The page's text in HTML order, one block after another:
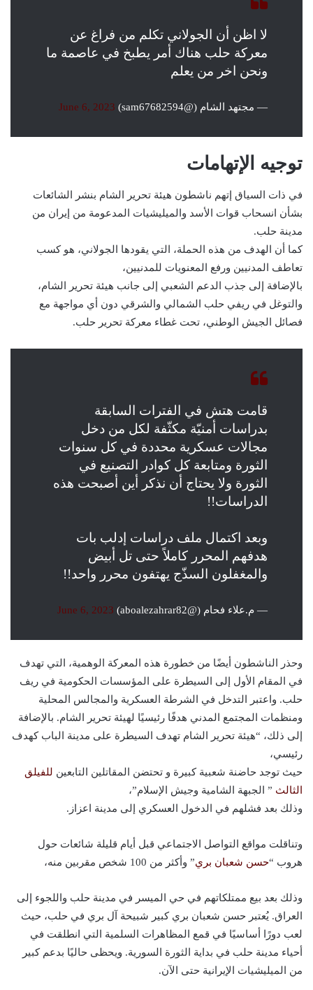
لا اظن أن الجولاني تكلم من فراغ عن
معركة حلب هناك أمر يطبخ في عاصمة ما
ونحن اخر من يعلم
— مجتهد الشام (@sam67682594) June 6, 2023
توجيه الإتهامات
في ذات السياق إتهم ناشطون هيئة تحرير الشام بنشر الشائعات
بشأن انسحاب قوات الأسد والميليشيات المدعومة من إيران من
مدينة حلب.
كما أن الهدف من هذه الحملة، التي يقودها الجولاني، هو كسب
تعاطف المدنيين ورفع المعنويات للمدنيين،
بالإضافة إلى جذب الدعم الشعبي إلى جانب هيئة تحرير الشام،
والتوغل في ريفي حلب الشمالي والشرقي دون أي مواجهة مع
فصائل الجيش الوطني، تحت غطاء معركة تحرير حلب.
قامت هتش في الفترات السابقة
بدراسات أمنيّة مكثّفة لكل من دخل
مجالات عسكرية محددة في كل سنوات
الثورة ومتابعة كل كوادر التصنيع في
الثورة ولا يحتاج أن نذكر أين أصبحت هذه
الدراسات!!
وبعد اكتمال ملف دراسات إدلب بات
هدفهم المحرر كاملاً حتى تل أبيض
والمغفلون السذّج يهتفون محرر واحد!!
— م.علاء فحام (@aboalezahrar82) June 6, 2023
وحذر الناشطون أيضًا من خطورة هذه المعركة الوهمية، التي تهدف
في المقام الأول إلى السيطرة على المؤسسات الحكومية في ريف
حلب. واعتبر التدخل في الشرطة العسكرية والمجالس المحلية
ومنظمات المجتمع المدني هدفًا رئيسيًا لهيئة تحرير الشام. بالإضافة
إلى ذلك، “هيئة تحرير الشام تهدف السيطرة على مدينة الباب كهدف
رئيسي،
حيث توجد حاضنة شعبية كبيرة و تحتضن المقاتلين التابعين للفيلق
الثالث ” الجبهة الشامية وجيش الإسلام”،
وذلك بعد فشلهم في الدخول العسكري إلى مدينة اعزاز.
وتناقلت مواقع التواصل الاجتماعي قبل أيام قليلة شائعات حول
هروب “حسن شعبان بري” وأكثر من 100 شخص مقربين منه،
وذلك بعد بيع ممتلكاتهم في حي الميسر في مدينة حلب واللجوء إلى
العراق. يُعتبر حسن شعبان بري كبير شبيحة آل بري في حلب، حيث
لعب دورًا أساسيًا في قمع المظاهرات السلمية التي انطلقت في
أحياء مدينة حلب في بداية الثورة السورية. ويحظى حاليًا بدعم كبير
من الميليشيات الإيرانية حتى الآن.